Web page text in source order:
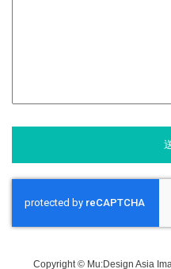
Copyright © Mu:Design Asia